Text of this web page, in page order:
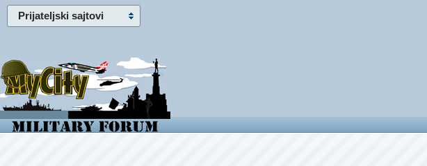
Prijateljski sajtovi